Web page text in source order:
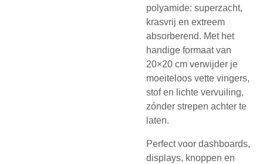
polyamide: superzacht,
krasvrij en extreem
absorberend. Met het
handige formaat van
20×20 cm verwijder je
moeiteloos vette vingers,
stof en lichte vervuiling,
zónder strepen achter te
laten.
Perfect voor dashboards,
displays, knoppen en